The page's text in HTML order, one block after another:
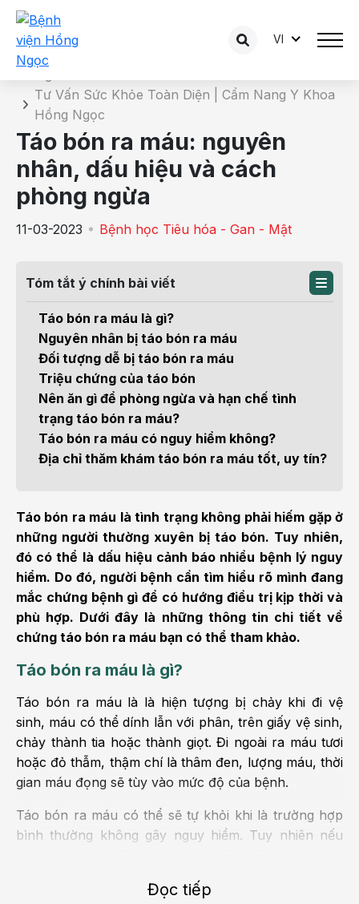
VI
Chi tiết bài tư vấn
Tư Vấn Sức Khỏe Toàn Diện | Cẩm Nang Y Khoa
Hồng Ngọc
Táo bón ra máu: nguyên
nhân, dấu hiệu và cách
phòng ngừa
11-03-2023 Bệnh học Tiêu hóa - Gan - Mật
Tóm tắt ý chính bài viết
Táo bón ra máu là gì?
Nguyên nhân bị táo bón ra máu
Đối tượng dễ bị táo bón ra máu
Triệu chứng của táo bón
Nên ăn gì để phòng ngừa và hạn chế tình
trạng táo bón ra máu?
Táo bón ra máu có nguy hiểm không?
Địa chỉ thăm khám táo bón ra máu tốt, uy tín?
Táo bón ra máu là tình trạng không phải hiếm gặp ở
những người thường xuyên bị táo bón. Tuy nhiên,
đó có thể là dấu hiệu cảnh báo nhiều bệnh lý nguy
hiểm. Do đó, người bệnh cần tìm hiểu rõ mình đang
mắc chứng bệnh gì để có hướng điều trị kịp thời và
phù hợp. Dưới đây là những thông tin chi tiết về
chứng táo bón ra máu bạn có thể tham khảo.
Táo bón ra máu là gì?
Táo bón ra máu là là hiện tượng bị chảy khi đi vệ
sinh, máu có thể dính lẫn với phân, trên giấy vệ sinh,
chảy thành tia hoặc thành giọt. Đi ngoài ra máu tươi
hoặc đỏ thẫm, thậm chí là thâm đen, lượng máu, thời
gian máu đọng sẽ tùy vào mức độ của bệnh.
Táo bón ra máu có thể sẽ tự khỏi khi là trường hợp
bình thường không gây nguy hiểm. Tuy nhiên nếu
mắc phải một căn bệnh khác nguy hiểm hơn như:
Đọc tiếp